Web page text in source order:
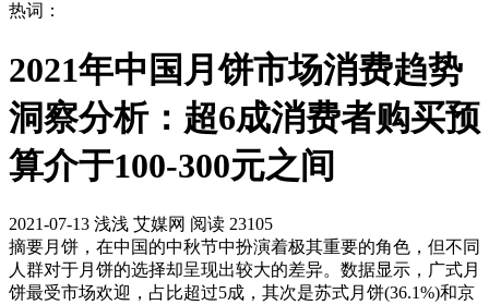
热词：
2021年中国月饼市场消费趋势
洞察分析：超6成消费者购买预
算介于100-300元之间
2021-07-13 浅浅 艾媒网 阅读 23105
摘要月饼，在中国的中秋节中扮演着极其重要的角色，但不同
人群对于月饼的选择却呈现出较大的差异。数据显示，广式月
饼最受市场欢迎，占比超过5成，其次是苏式月饼(36.1%)和京